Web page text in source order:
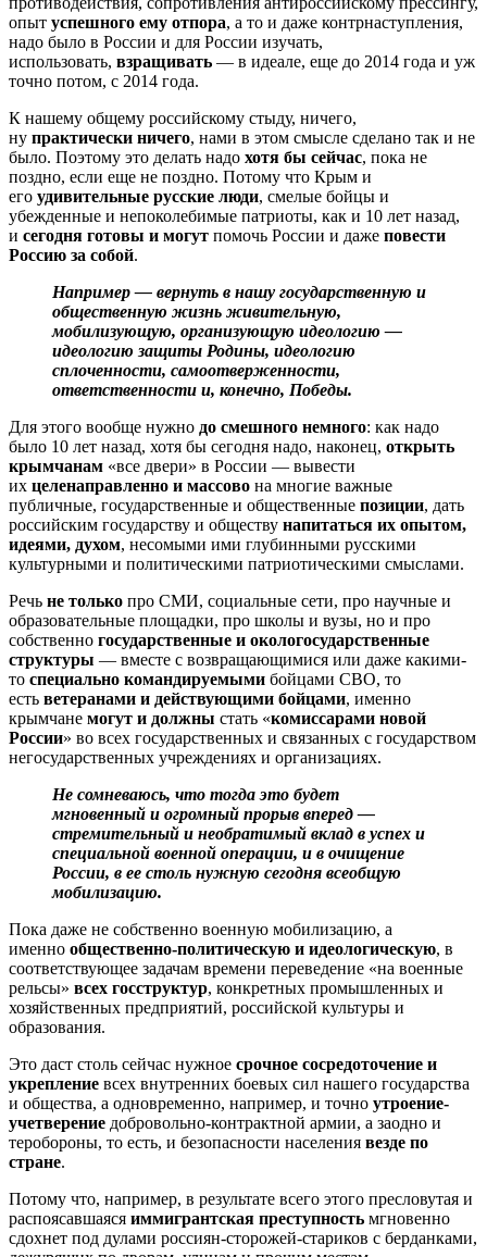
опыт успешного ему отпора, а то и даже контрнаступления,
надо было в России и для России изучать,
использовать, взращивать — в идеале, еще до 2014 года и уж
точно потом, с 2014 года.
К нашему общему российскому стыду, ничего,
ну практически ничего, нами в этом смысле сделано так и не
было. Поэтому это делать надо хотя бы сейчас, пока не
поздно, если еще не поздно. Потому что Крым и
его удивительные русские люди, смелые бойцы и
убежденные и непоколебимые патриоты, как и 10 лет назад,
и сегодня готовы и могут помочь России и даже повести
Россию за собой.
Например — вернуть в нашу государственную и
общественную жизнь живительную,
мобилизующую, организующую идеологию —
идеологию защиты Родины, идеологию
сплоченности, самоотверженности,
ответственности и, конечно, Победы.
Для этого вообще нужно до смешного немного: как надо
было 10 лет назад, хотя бы сегодня надо, наконец, открыть
крымчанам «все двери» в России — вывести
их целенаправленно и массово на многие важные
публичные, государственные и общественные позиции, дать
российским государству и обществу напитаться их опытом,
идеями, духом, несомыми ими глубинными русскими
культурными и политическими патриотическими смыслами.
Речь не только про СМИ, социальные сети, про научные и
образовательные площадки, про школы и вузы, но и про
собственно государственные и окологосударственные
структуры — вместе с возвращающимися или даже какими-
то специально командируемыми бойцами СВО, то
есть ветеранами и действующими бойцами, именно
крымчане могут и должны стать «комиссарами новой
России» во всех государственных и связанных с государством
негосударственных учреждениях и организациях.
Не сомневаюсь, что тогда это будет
мгновенный и огромный прорыв вперед —
стремительный и необратимый вклад в успех и
специальной военной операции, и в очищение
России, в ее столь нужную сегодня всеобщую
мобилизацию.
Пока даже не собственно военную мобилизацию, а
именно общественно-политическую и идеологическую, в
соответствующее задачам времени переведение «на военные
рельсы» всех госструктур, конкретных промышленных и
хозяйственных предприятий, российской культуры и
образования.
Это даст столь сейчас нужное срочное сосредоточение и
укрепление всех внутренних боевых сил нашего государства
и общества, а одновременно, например, и точно утроение-
учетверение добровольно-контрактной армии, а заодно и
теробороны, то есть, и безопасности населения везде по
стране.
Потому что, например, в результате всего этого пресловутая и
распоясавшаяся иммигрантская преступность мгновенно
сдохнет под дулами россиян-сторожей-стариков с берданками,